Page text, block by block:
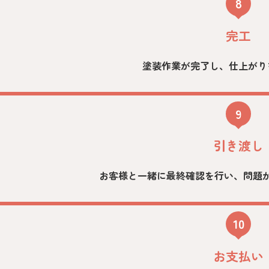
完工
塗装作業が完了し、仕上が
9
引き渡し
お客様と一緒に最終確認を行い、問題
10
お支払い